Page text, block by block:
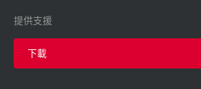
提供支援
下載